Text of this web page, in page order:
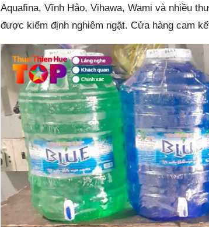
Aquafina, Vĩnh Hảo, Vihawa, Wami và nhiều
được kiểm định nghiêm ngặt. Cửa hàng cam